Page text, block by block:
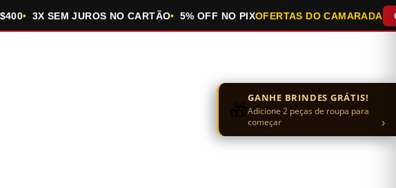
3X SEM JUROS NO CARTÃO 5% OFF NO PIXOFERTAS DO CAMARADA
🎁GANHE BRINDES GRÁTIS!
Adicione 2 peças de roupa para
começar
›